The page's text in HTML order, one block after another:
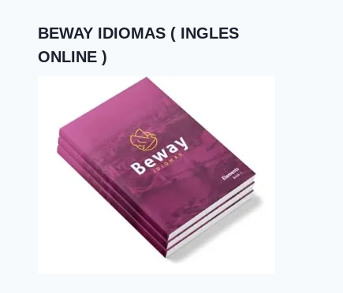
BEWAY IDIOMAS ( INGLES
ONLINE )